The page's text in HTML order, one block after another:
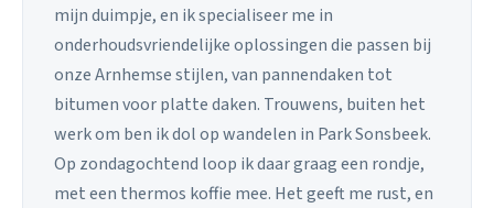
mijn duimpje, en ik specialiseer me in
onderhoudsvriendelijke oplossingen die passen bij
onze Arnhemse stijlen, van pannendaken tot
bitumen voor platte daken. Trouwens, buiten het
werk om ben ik dol op wandelen in Park Sonsbeek.
Op zondagochtend loop ik daar graag een rondje,
met een thermos koffie mee. Het geeft me rust, en